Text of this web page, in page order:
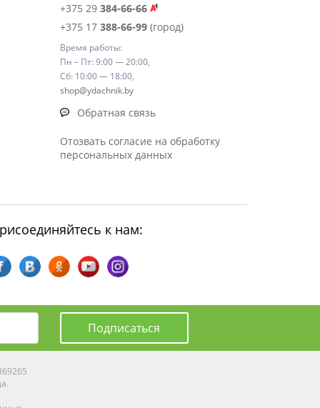
+375 29 384-66-66
+375 17 388-66-99(город)
Время работы:
Пн – Пт: 9:00 — 20:00,
Сб: 10:00 — 18:00,
shop@ydachnik.by
Обратная связь
Отозвать согласие на обработку
персональных данных
к нам:
Подписаться